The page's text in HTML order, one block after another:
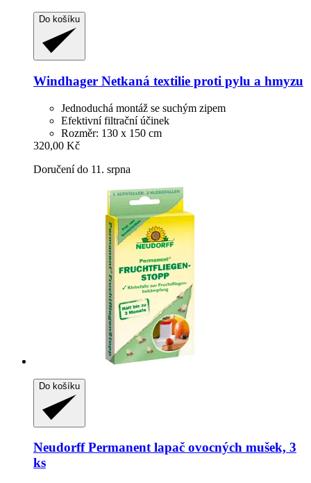
Do košíku
Windhager Netkaná textilie proti pylu a hmyzu
Jednoduchá montáž se suchým zipem
Efektivní filtrační účinek
Rozměr: 130 x 150 cm
320,00 Kč
Doručení do 11. srpna
Do košíku
NeudorffPermanent lapač ovocných mušek, 3
ks